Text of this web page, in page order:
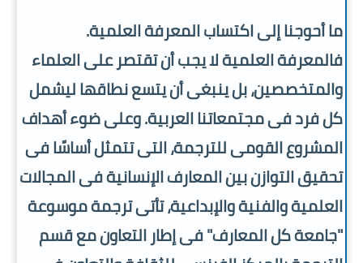
ما أحوجنا إلى اكتساب المعرفة العلمية.
فالمعرفة العلمية لا يجب أن تقتصر على العلماء
والمتخصصين، بل ينبغى أن يتسع نطاقها ليشمل
كل فرد فى مجتمعاتنا العربية. وعلى ضوء أهداف
المشروع القومى للترجمة، التى تتمثل أساسًا فى
تحقيق التوازن بين المعارف الإنسانية فى المجالات
العلمية والفنية والإبداعية، تأتى ترجمة موسوعة
"جامعة كل المعارف" فى إطار التعاون مع قسم